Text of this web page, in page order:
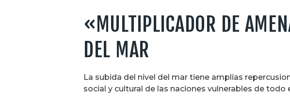
«MULTIPLICADOR DE
DEL MAR
La subida del nivel del mar tiene amplias
social y cultural de las naciones vulnerables de todo